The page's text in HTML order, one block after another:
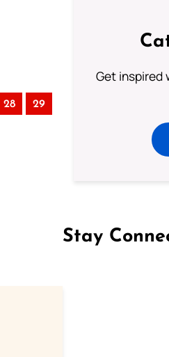
28 29
Get inspired
Stay